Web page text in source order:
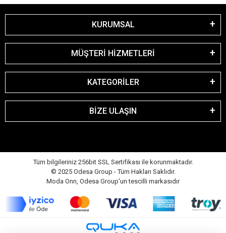
KURUMSAL
MÜŞTERİ HİZMETLERİ
KATEGORİLER
BİZE ULAŞIN
Tüm bilgileriniz 256bit SSL Sertifikası ile korunmaktadır.
© 2025 Odesa Group - Tüm Hakları Saklıdır.
Moda Onn, Odesa Group'un tescilli markasıdır